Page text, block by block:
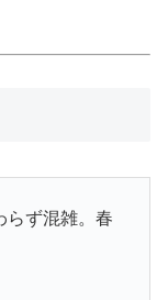
らず混雑。春